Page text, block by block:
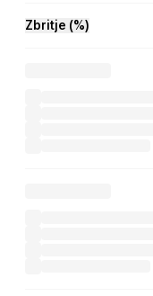
Zbritje (%)